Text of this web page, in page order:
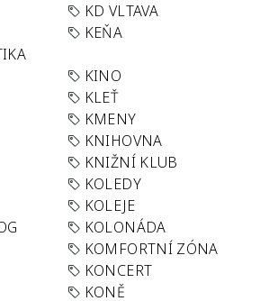
KD VLTAVA
KEŇA
KINO
KLEŤ
KMENY
KNIHOVNA
KNIŽNÍ KLUB
KOLEDY
KOLEJE
KOLONÁDA
KOMFORTNÍ ZÓNA
KONCERT
KONĚ